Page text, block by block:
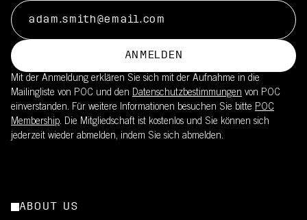
ANMELDEN
Mit der Anmeldung erklären Sie sich mit der Aufnahme in die
Mailingliste von POC und den Datenschutzbestimmungen von POC
einverstanden. Für weitere Informationen besuchen Sie bitte POC
Membership. Die Mitgliedschaft ist kostenlos und Sie können sich
jederzeit wieder abmelden, indem Sie sich abmelden.
ABOUT US